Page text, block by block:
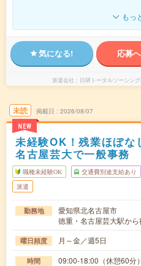
もっ
気になる! 応募
派遣会社 日研トータルソーシン
未読
NEW
掲載日 2026/08/07
未経験OK！残業ほぼ
名古屋芸大で一般事務
職種未経験OK 交通費別途支給あり
派遣
勤務地
愛知県北名古屋市
徳重・名古屋芸大駅か
曜日頻度 月～金／週5日
時間 09:00-18:00（休憩60分